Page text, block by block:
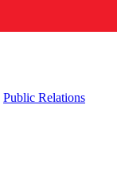
Public Relations